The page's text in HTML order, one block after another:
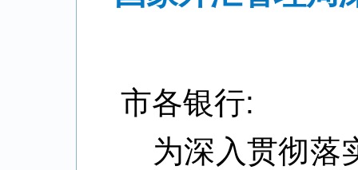
市各银行:
为深入贯彻落